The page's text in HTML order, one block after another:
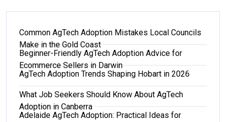
Common AgTech Adoption Mistakes Local Councils
Make in the Gold Coast
Beginner-Friendly AgTech Adoption Advice for
Ecommerce Sellers in Darwin
AgTech Adoption Trends Shaping Hobart in 2026
What Job Seekers Should Know About AgTech
Adoption in Canberra
Adelaide AgTech Adoption: Practical Ideas for